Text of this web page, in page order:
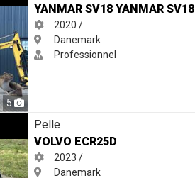
5
YANMAR SV18 YANMAR SV18
2020 /
Danemark
Professionnel
Pelle
VOLVO ECR25D
2023 /
Danemark